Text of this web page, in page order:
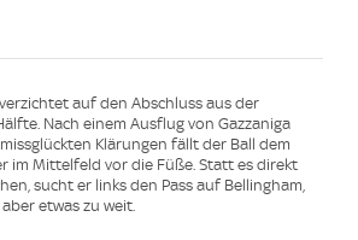
auf den Abschluss aus der
Nach einem Ausflug von Gazzaniga
Klärungen fällt der Ball dem
im Mittelfeld vor die Füße. Statt es direkt
sucht er links den Pass auf Bellingham,
etwas zu weit.